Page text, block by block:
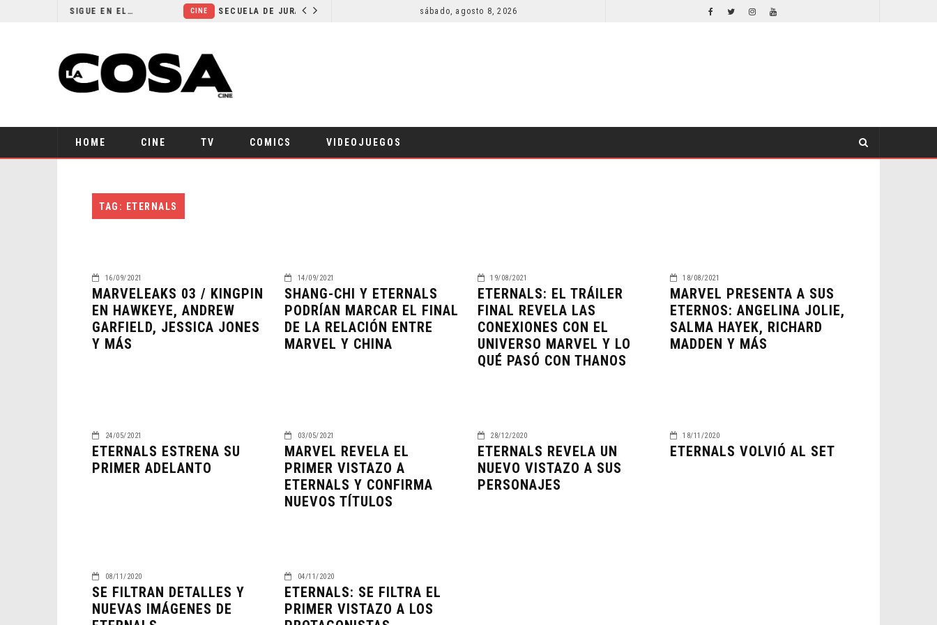
¿POR QUÉ FREE GUY 2 SIGUE EN EL LIMBO? sábado, agosto 8, 2026
HOME CINE TV COMICS VIDEOJUEGOS
TAG: ETERNALS
16/09/2021
MARVELEAKS 03 / KINGPIN
EN HAWKEYE, ANDREW
GARFIELD, JESSICA JONES
Y MÁS
14/09/2021
SHANG-CHI Y ETERNALS
PODRÍAN MARCAR EL FINAL
DE LA RELACIÓN ENTRE
MARVEL Y CHINA
19/08/2021
ETERNALS: EL TRÁILER
FINAL REVELA LAS
CONEXIONES CON EL
UNIVERSO MARVEL Y LO
QUÉ PASÓ CON THANOS
18/08/2021
MARVEL PRESENTA A SUS
ETERNOS: ANGELINA JOLIE,
SALMA HAYEK, RICHARD
MADDEN Y MÁS
24/05/2021
ETERNALS ESTRENA SU
PRIMER ADELANTO
03/05/2021
MARVEL REVELA EL
PRIMER VISTAZO A
ETERNALS Y CONFIRMA
NUEVOS TÍTULOS
28/12/2020
ETERNALS REVELA UN
NUEVO VISTAZO A SUS
PERSONAJES
18/11/2020
ETERNALS VOLVIÓ AL SET
08/11/2020
SE FILTRAN DETALLES Y
NUEVAS IMÁGENES DE
04/11/2020
ETERNALS: SE FILTRA EL
PRIMER VISTAZO A LOS